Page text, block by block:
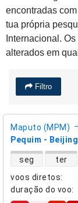
encontradas
tua própria
Internacional.
alterados em
Filtro
Maputo (MPM)
Pequim -
voos diretos:
duração do voo:
disponibilidade
seg ter